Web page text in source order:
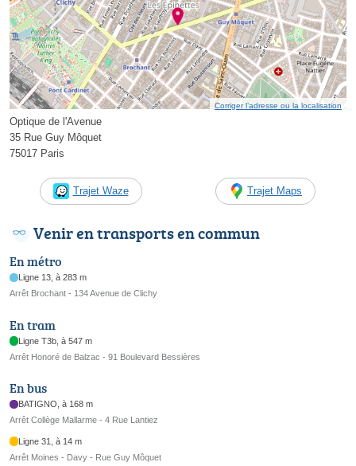
Corriger l’adresse ou la localisation
Optique de l'Avenue
35 Rue Guy Môquet
75017 Paris
Trajet Waze Trajet Maps
Venir en transports en commun
En métro
Ligne 13, à 283 m
Arrêt Brochant - 134 Avenue de Clichy
En tram
Ligne T3b, à 547 m
Arrêt Honoré de Balzac - 91 Boulevard Bessières
En bus
BATIGNO, à 168 m
Arrêt Collège Mallarme - 4 Rue Lantiez
Ligne 31, à 14 m
Arrêt Moines - Davy - Rue Guy Môquet